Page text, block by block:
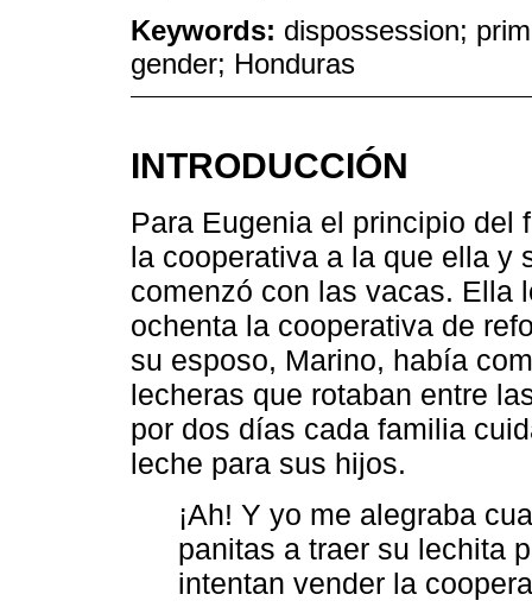
Keywords: dispossession;
gender; Honduras
INTRODUCCIÓN
Para Eugenia el principio del
la cooperativa a la que ella y
comenzó con las vacas. Ella
ochenta la cooperativa de
su esposo, Marino, había
lecheras que rotaban entre
por dos días cada familia
leche para sus hijos.
¡Ah! Y yo me alegraba
panitas a traer su lechita
intentan vender la